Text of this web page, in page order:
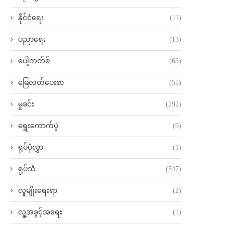
နိုင်ငံရေး (11)
ပညာရေး (13)
ပေါ့ကတ်စ် (63)
မြေလတ်ပေးစာ (55)
မှုခင်း (292)
ရွေးကောက်ပွဲ (9)
ရုပ်ပုံလွှာ (1)
ရုပ်သံ (547)
လူမျိုးရေးရာ (2)
လူ့အခွင့်အရေး (1)